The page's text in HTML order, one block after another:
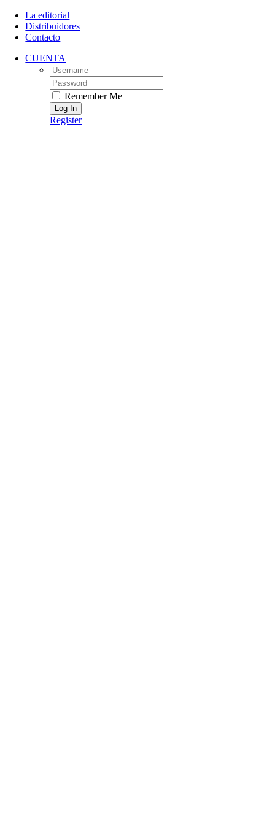
Skip
content
La editorial
Distribuidores
Contacto
CUENTA
Username:
Password:
Remember Me
Register